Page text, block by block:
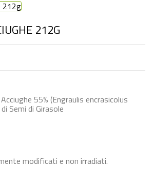
212G
55% (Engraulis encrasicolus
Semi di Girasole
modificati e non irradiati.